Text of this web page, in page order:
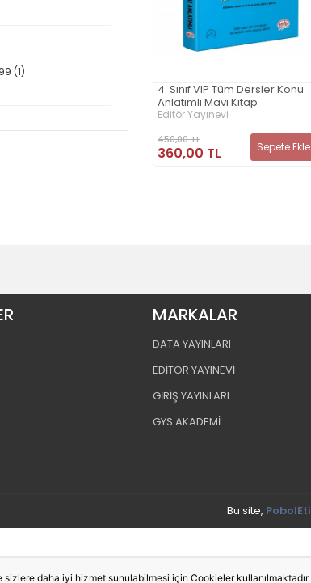
(1)
4. Sınıf VIP Tüm Dersler Konu
Anlatımlı Mavi Kitap
Editör Yayınevi
450,00 TL
360,00 TL Sepete Ekle
MARKALAR
DATA YAYINLARI
EDİTÖR YAYINEVİ
GİRİŞ YAYINLARI
GYS AKADEMİ
Bu site,
sizlere daha iyi hizmet sunulabilmesi için Cookieler